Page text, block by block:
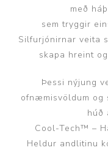
með
sem tryggir
Silfurjónirnar veita
skapa hreint
Þessi nýjung
ofnæmisvöldum og
húð
Cool-Tech™ –
Heldur andlitinu